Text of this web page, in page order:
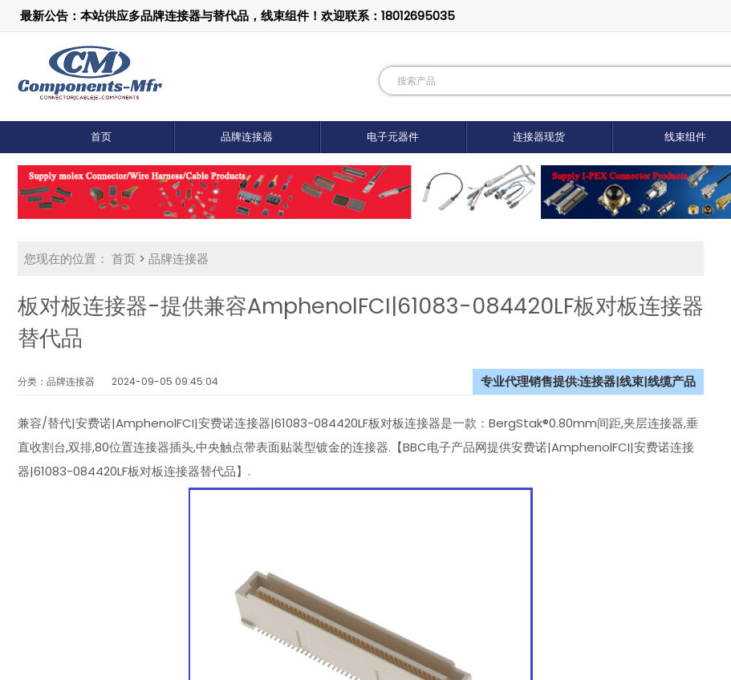
最新公告：本站供应多品牌连接器与替代品，线束组件！欢迎联系：18012695035
首页 品牌连接器 电子元器件 连接器现货 线束组件
您现在的位置： 首页 > 品牌连接器
板对板连接器-提供兼容AmphenolFCI|61083-084420LF板对板连接器
替代品
分类：品牌连接器 2024-09-05 09:45:04 专业代理销售提供:连接器|线束|线缆产品
兼容/替代|安费诺|AmphenolFCI|安费诺连接器|61083-084420LF板对板连接器是一款：BergStak®0.80mm间距,夹层连接器,垂
直收割台,双排,80位置连接器插头,中央触点带表面贴装型镀金的连接器.【BBC电子产品网提供安费诺|AmphenolFCI|安费诺连接
器|61083-084420LF板对板连接器替代品】.